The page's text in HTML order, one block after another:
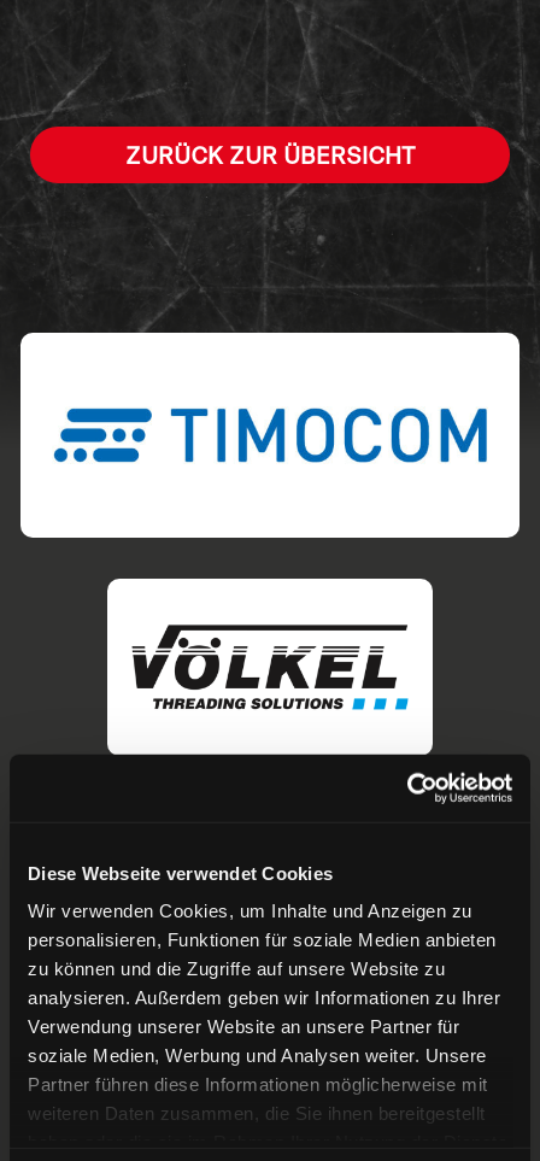
Diese Webseite verwendet Cookies
Wir verwenden Cookies, um Inhalte und Anzeigen zu
personalisieren, Funktionen für soziale Medien anbieten
zu können und die Zugriffe auf unsere Website zu
analysieren. Außerdem geben wir Informationen zu Ihrer
Verwendung unserer Website an unsere Partner für
soziale Medien, Werbung und Analysen weiter. Unsere
Partner führen diese Informationen möglicherweise mit
weiteren Daten zusammen, die Sie ihnen bereitgestellt
ZURÜCK ZUR ÜBERSICHT